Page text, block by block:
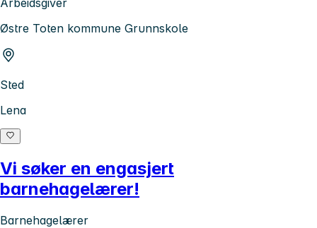
Østre Toten kommune Grunnskole
Sted
Lena
Vi søker en engasjert
barnehagelærer!
Barnehagelærer